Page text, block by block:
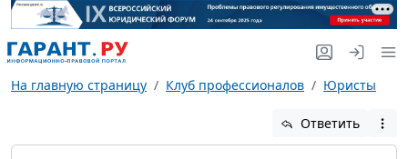
На главную страницу Клуб профессионалов Юристы
Ответить